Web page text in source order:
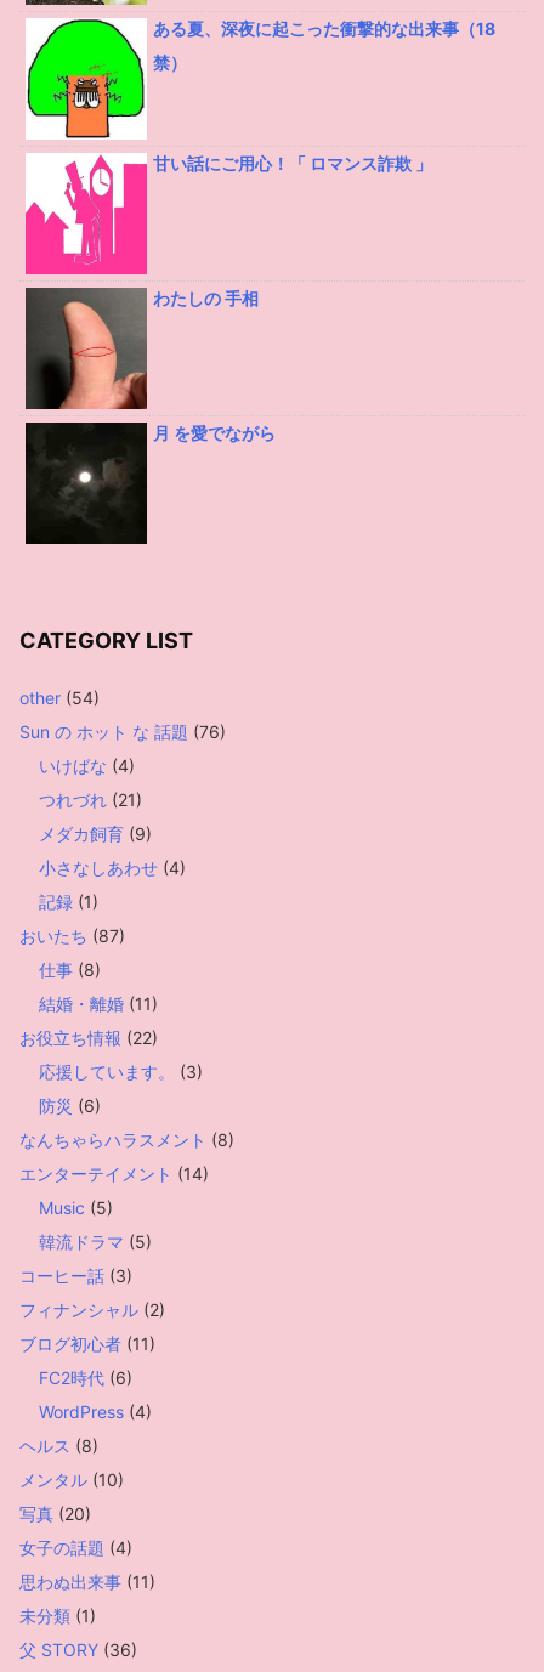
ある夏、深夜に起こった衝撃的な出来事（18
禁）
甘い話にご用心！「 ロマンス詐欺 」
わたしの 手相
月 を愛でながら
CATEGORY LIST
other (54)
Sun の ホット な 話題 (76)
いけばな (4)
つれづれ (21)
メダカ飼育 (9)
小さなしあわせ (4)
記録 (1)
おいたち (87)
仕事 (8)
結婚・離婚 (11)
お役立ち情報 (22)
応援しています。
(3)
防災 (6)
なんちゃらハラスメント (8)
エンターテイメント (14)
Music (5)
韓流ドラマ (5)
コーヒー話 (3)
フィナンシャル (2)
ブログ初心者 (11)
FC2時代 (6)
WordPress (4)
ヘルス (8)
メンタル (10)
写真 (20)
女子の話題 (4)
思わぬ出来事 (11)
未分類 (1)
父 STORY (36)